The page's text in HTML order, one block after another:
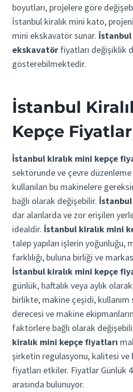
boyutları, projelere göre
İstanbul kiralık mini kato,
mini ekskavatör sunar.
ekskavatör fiyatları değişiklik
gösterebilmektedir.
İstanbul
Kepçe
İstanbul kiralık mini kepçe
sektöründe ve çevre
kullanılan bu makinelere
bağlı olarak değişebilir.
dar alanlarda ve zor erişilen
idealdir. İstanbul kiralık mini
talep yapılan işlerin yoğunluğu,
farklılığı, buluna birliği ve
İstanbul kiralık mini kepçe
günlük, haftalık veya aylık
birlikte, makine çeşidi, kullanım
derecesi ve makine
faktörlere bağlı olarak
kiralık mini kepçe fiyatları
şirketin regülasyonu, kalitesi ve
fiyatları etkiler. Fiyatlar Günlük
arasında bulunuyor.